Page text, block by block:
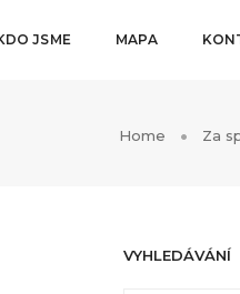
JSME MAPA
Home Za
VYHLEDÁVÁNÍ